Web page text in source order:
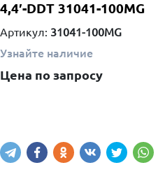
4,4′-DDT 31041-100MG
Артикул: 31041-100MG
Узнайте наличие
Цена по запросу